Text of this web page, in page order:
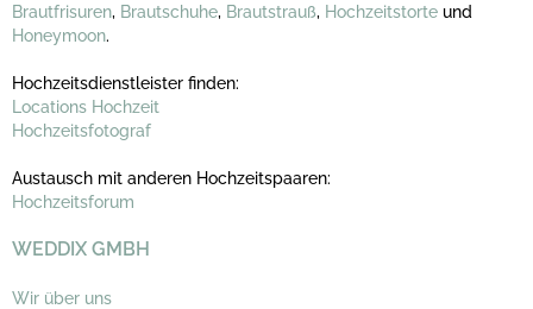
Brautfrisuren, Brautschuhe, Brautstrauß, Hochzeitstorte und
Honeymoon.
Hochzeitsdienstleister finden:
Locations Hochzeit
Hochzeitsfotograf
Austausch mit anderen Hochzeitspaaren:
Hochzeitsforum
WEDDIX GMBH
Wir über uns